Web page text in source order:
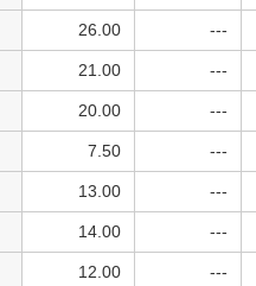
26.00 ---
21.00 ---
20.00 ---
7.50 ---
13.00 ---
14.00 ---
12.00 ---